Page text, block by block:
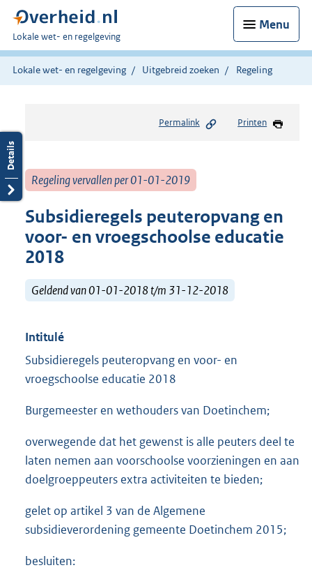
Menu
U
bent
hier:
Lokale wet- en regelgeving
Lokale wet- en regelgeving Uitgebreid zoeken Regeling
Permalink Printen
Regeling vervallen per 01-01-2019
Subsidieregels peuteropvang en
voor- en vroegschoolse educatie
2018
Geldend van 01-01-2018 t/m 31-12-2018
Intitulé
Subsidieregels peuteropvang en voor- en
vroegschoolse educatie 2018
Burgemeester en wethouders van Doetinchem;
overwegende dat het gewenst is alle peuters deel te
laten nemen aan voorschoolse voorzieningen en aan
doelgroeppeuters extra activiteiten te bieden;
gelet op artikel 3 van de Algemene
subsidieverordening gemeente Doetinchem 2015;
besluiten: